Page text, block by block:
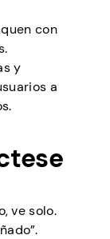
con
y
a
ve solo.